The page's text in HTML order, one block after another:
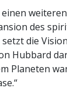
des
die
Hubbard
Planeten